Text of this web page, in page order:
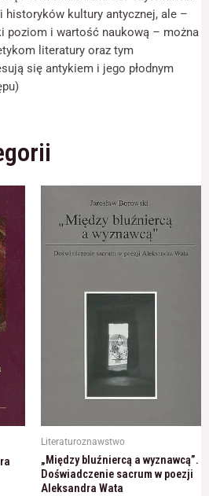
kultury antycznej, ale –
poziom i wartość naukową – można
literatury oraz tym
się antykiem i jego płodnym
Literaturoznawstwo
„Między bluźniercą a wyznawcą”.
Doświadczenie sacrum w poezji
Aleksandra Wata